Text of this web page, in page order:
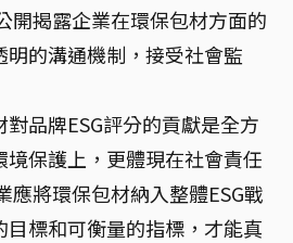
開揭露企業在環保包材方面的
的溝通機制，接受社會監
品牌ESG評分的貢獻是全方
保護上，更體現在社會責任
應將環保包材納入整體ESG戰
標和可衡量的指標，才能真